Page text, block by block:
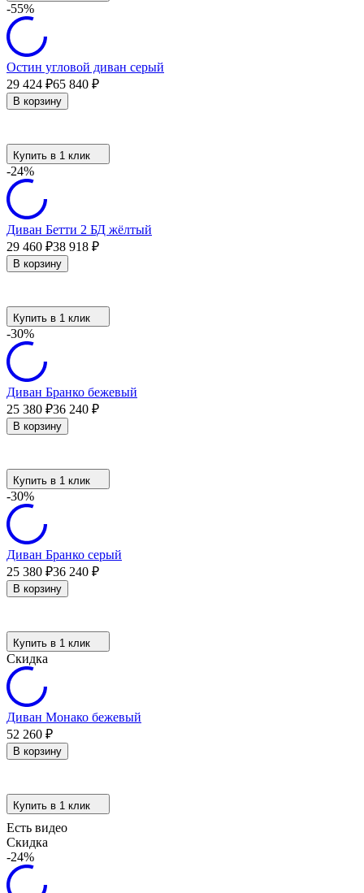
-55%
Остин угловой диван серый
29 424 ₽65 840 ₽
В корзину
Купить в 1 клик
-24%
Диван Бетти 2 БД жёлтый
29 460 ₽38 918 ₽
В корзину
Купить в 1 клик
-30%
Диван Бранко бежевый
25 380 ₽36 240 ₽
В корзину
Купить в 1 клик
-30%
Диван Бранко серый
25 380 ₽36 240 ₽
В корзину
Купить в 1 клик
Скидка
Диван Монако бежевый
52 260 ₽
В корзину
Купить в 1 клик
Есть видео
Скидка
-24%